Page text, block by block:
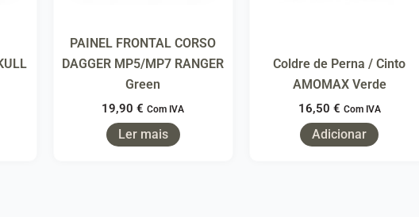
PAINEL FRONTAL CORSO
DAGGER MP5/MP7 RANGER
Green
19,90€ Com IVA
Ler mais
Coldre de Perna / Cinto
AMOMAX Verde
16,50 € Com IVA
Adicionar